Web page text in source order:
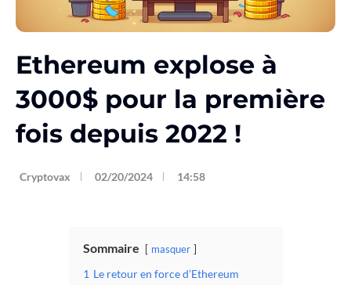
Ethereum explose à
3000$ pour la première
fois depuis 2022 !
Cryptovax 02/20/2024 14:58
Sommaire masquer
1 Le retour en force d’Ethereum